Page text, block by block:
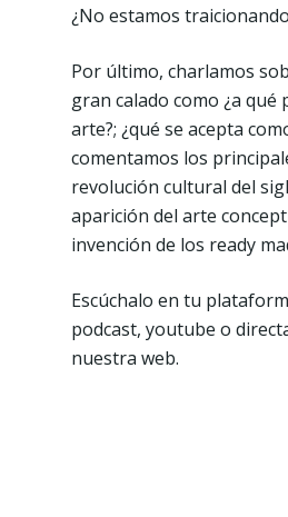
¿No estamos
Por último, charlamos
gran calado como ¿a qué
arte?; ¿qué se acepta
comentamos los
revolución cultural del
aparición del arte
invención de los ready
Escúchalo en tu
podcast, youtube o
nuestra web.